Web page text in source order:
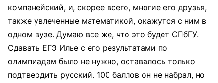
компанейский, и, скорее всего, многие его друзья,
также увлеченные математикой, окажутся с ним в
одном вузе. Думаю все же, что это будет СПбГУ.
Сдавать ЕГЭ Илье с его результатами по
олимпиадам было не нужно, оставалось только
подтвердить русский. 100 баллов он не набрал, но